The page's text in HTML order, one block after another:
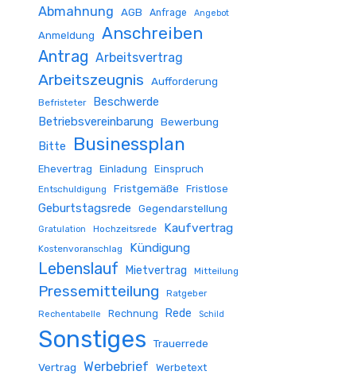
Abmahnung AGB Anfrage Angebot
Anmeldung Anschreiben
Antrag Arbeitsvertrag
Arbeitszeugnis Aufforderung
Befristeter
Beschwerde
Betriebsvereinbarung Bewerbung
Bitte Businessplan
Ehevertrag Einladung Einspruch
Entschuldigung Fristgemäße Fristlose
Geburtstagsrede Gegendarstellung
Gratulation Hochzeitsrede Kaufvertrag
Kostenvoranschlag Kündigung
Lebenslauf Mietvertrag Mitteilung
Pressemitteilung Ratgeber
Rechentabelle Rechnung Rede Schild
Sonstiges
Trauerrede
Vertrag
Werbebrief Werbetext